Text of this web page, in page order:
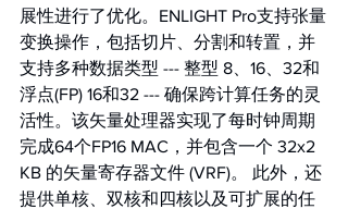
展性进行了优化。ENLIGHT Pro支持张量
变换操作，包括切片、分割和转置，并
支持多种数据类型 --- 整型 8、16、32和
浮点(FP) 16和32 --- 确保跨计算任务的灵
活性。该矢量处理器实现了每时钟周期
完成64个FP16 MAC，并包含一个 32x2
KB 的矢量寄存器文件 (VRF)。 此外，还
提供单核、双核和四核以及可扩展的任